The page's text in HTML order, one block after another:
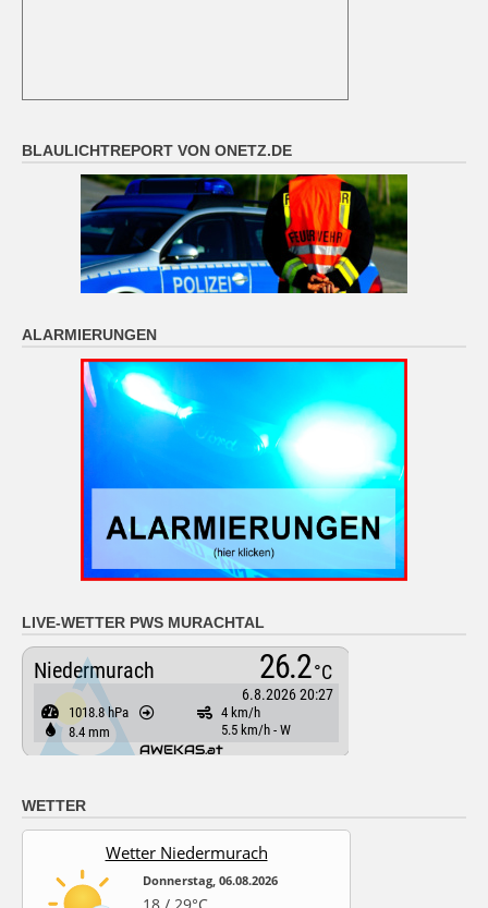
BLAULICHTREPORT VON ONETZ.DE
ALARMIERUNGEN
LIVE-WETTER PWS MURACHTAL
WETTER
Wetter Niedermurach
Donnerstag, 06.08.2026